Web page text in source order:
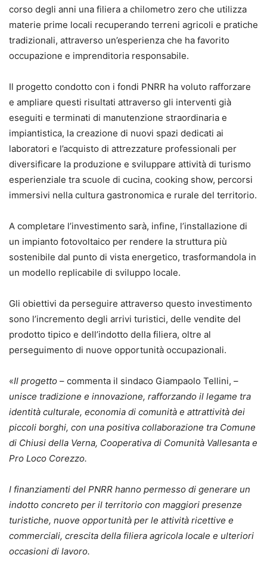
corso degli anni una filiera a chilometro zero che utilizza
materie prime locali recuperando terreni agricoli e pratiche
tradizionali, attraverso un’esperienza che ha favorito
occupazione e imprenditoria responsabile.
Il progetto condotto con i fondi PNRR ha voluto rafforzare
e ampliare questi risultati attraverso gli interventi già
eseguiti e terminati di manutenzione straordinaria e
impiantistica, la creazione di nuovi spazi dedicati ai
laboratori e l’acquisto di attrezzature professionali per
diversificare la produzione e sviluppare attività di turismo
esperienziale tra scuole di cucina, cooking show, percorsi
immersivi nella cultura gastronomica e rurale del territorio.
A completare l’investimento sarà, infine, l’installazione di
un impianto fotovoltaico per rendere la struttura più
sostenibile dal punto di vista energetico, trasformandola in
un modello replicabile di sviluppo locale.
Gli obiettivi da perseguire attraverso questo investimento
sono l’incremento degli arrivi turistici, delle vendite del
prodotto tipico e dell’indotto della filiera, oltre al
perseguimento di nuove opportunità occupazionali.
«Il progetto – commenta il sindaco Giampaolo Tellini, –
unisce tradizione e innovazione, rafforzando il legame tra
identità culturale, economia di comunità e attrattività dei
piccoli borghi, con una positiva collaborazione tra Comune
di Chiusi della Verna, Cooperativa di Comunità Vallesanta e
Pro Loco Corezzo.
I finanziamenti del PNRR hanno permesso di generare un
indotto concreto per il territorio con maggiori presenze
turistiche, nuove opportunità per le attività ricettive e
commerciali, crescita della filiera agricola locale e ulteriori
occasioni di lavoro.